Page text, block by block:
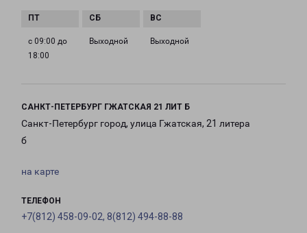
с 09:00 до
18:00
Выходной Выходной
САНКТ-ПЕТЕРБУРГ ГЖАТСКАЯ 21 ЛИТ Б
Санкт-Петербург город, улица Гжатская, 21 литера
б
на карте
ТЕЛЕФОН
+7(812) 458-09-02, 8(812) 494-88-88